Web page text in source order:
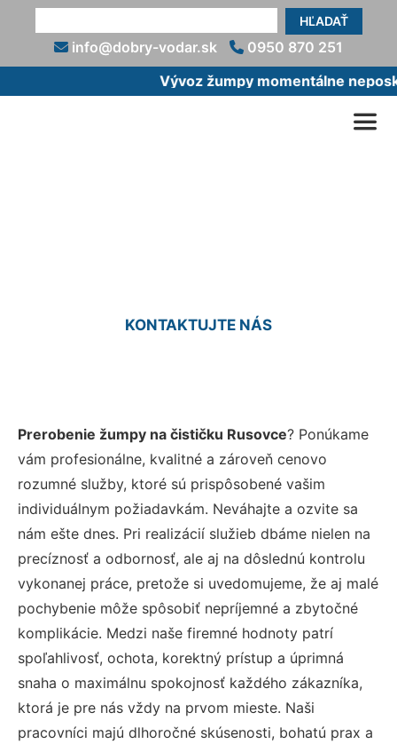
HĽADAŤ
info@dobry-vodar.sk
0950 870 251
Vývoz žumpy momentálne
KONTAKTUJTE NÁS
Prerobenie žumpy na čističku Rusovce? Ponúkame
vám profesionálne, kvalitné a zároveň cenovo
rozumné služby, ktoré sú prispôsobené vašim
individuálnym požiadavkám. Neváhajte a ozvite sa
nám ešte dnes. Pri realizácií služieb dbáme nielen na
precíznosť a odbornosť, ale aj na dôslednú kontrolu
vykonanej práce, pretože si uvedomujeme, že aj malé
pochybenie môže spôsobiť nepríjemné a zbytočné
komplikácie. Medzi naše firemné hodnoty patrí
spoľahlivosť, ochota, korektný prístup a úprimná
snaha o maximálnu spokojnosť každého zákazníka,
ktorá je pre nás vždy na prvom mieste. Naši
pracovníci majú dlhoročné skúsenosti, bohatú prax a